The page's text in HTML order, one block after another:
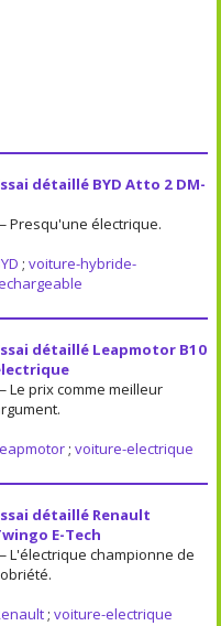
détaillé BYD Atto 2 DM-
Presqu'une électrique.
; voiture-hybride-
détaillé Leapmotor B10
Le prix comme meilleur
; voiture-electrique
détaillé Renault
E-Tech
L'électrique championne de
; voiture-electrique